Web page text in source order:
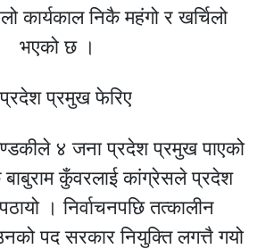
कार्यकाल निकै महंगो र खर्चिलो
भएको छ ।
प्रमुख फेरिए
४ जना प्रदेश प्रमुख पाएको
कुँवरलाई कांग्रेसले प्रदेश
। निर्वाचनपछि तत्कालीन
पद सरकार नियुक्ति लगत्तै गयो